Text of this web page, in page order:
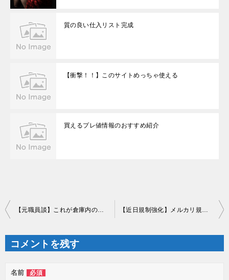
質の良い仕入リスト完成
【衝撃！！】このサイトめっちゃ使える
買えるプレ値情報のおすすめ紹介
投
稿
ナ
ゲ
ー
シ
ン
【元職員談】これが倉庫内の現状 【近日規制強化】メルカリ規制内容紹介します。
コメントを残す
名前 必須